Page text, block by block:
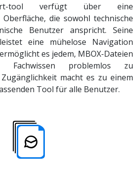
tool verfügt über eine
die sowohl technische
Benutzer anspricht. Seine
eine mühelose Navigation
es jedem, MBOX-Dateien
Fachwissen problemlos zu
macht es zu einem
Tool für alle Benutzer.